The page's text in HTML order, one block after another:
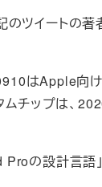
のツイートの
はApple向け
チップは、
の設計言語